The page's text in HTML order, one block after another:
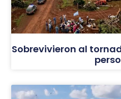
Sobrevivieron al